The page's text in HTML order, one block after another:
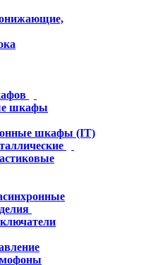
шкафы
шкафы (IT)